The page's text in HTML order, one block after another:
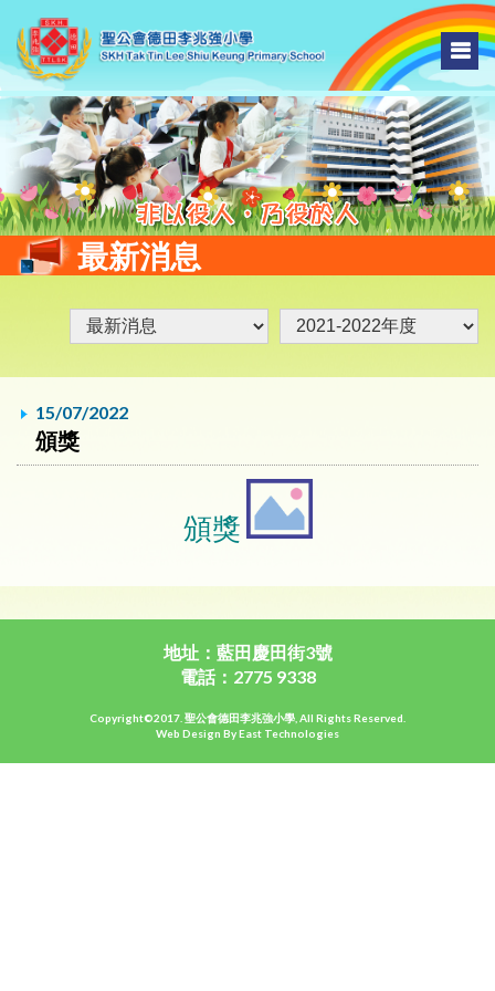
最新消息
15/07/2022
頒獎
頒獎
地址：藍田慶田街3號
電話：2775 9338
Copyright©2017. 聖公會德田李兆強小學, All Rights Reserved.
Web Design By East Technologies